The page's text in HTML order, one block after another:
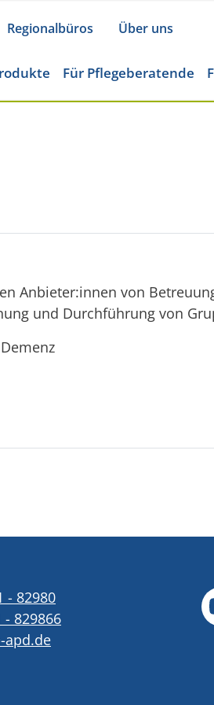
Regionalbüros Über uns
Für Pflegeberatende
Anbieter:innen von
und Durchführung von
- 82980
- 829866
apd.de